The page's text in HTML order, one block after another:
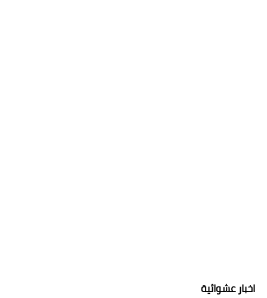
اخبار عشوائية